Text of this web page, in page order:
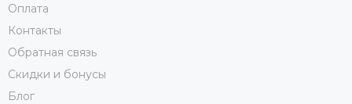
Оплата
Контакты
Обратная связь
Скидки и бонусы
Блог